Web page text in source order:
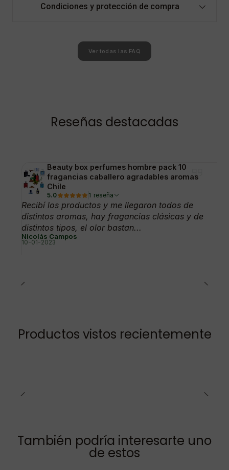
Condiciones y protección de compra
Ver todas las FAQ
Reseñas destacadas
Beauty box perfumes hombre pack 10
fragancias caballero agradables aromas
Chile
5.0 1 reseña
Recibí los productos y me llegaron todos de
distintos aromas, hay fragancias clásicas y de
distintos tipos, el olor bastan...
Nicolás Campos
10-01-2023
Productos vistos recientemente
También podría interesarte uno
de estos